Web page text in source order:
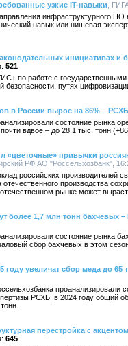
узкие IT-навыки ,
инфраструктурного
навык или нишевая
инициативах
521
по работе с
безопасности, путях
в России вырос на 86% – РСХБ
состояние рынка
вдвое – до 28,1 тыс. тонн
«цветочные» привычки
РФ АО "Россельхозбанк",
российских производителей
производства
рынке может
более 1,7 млн тонн бахчевых
состояние рынка
сбор бахчевых в этом
году увеличат сбор меда до 65
проанализировали
РСХБ, в 2024 году общий
перестройка с
645